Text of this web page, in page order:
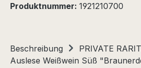
Produktnummer: 1921210700
Beschreibung
PRIVATE
Auslese Weißwein Süß